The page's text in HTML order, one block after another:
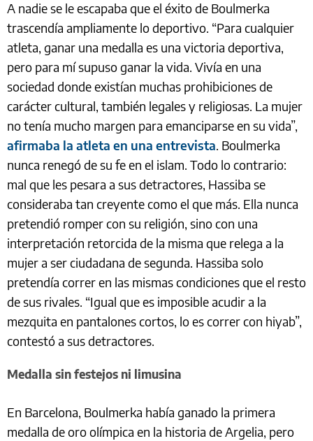
A nadie se le escapaba que el éxito de Boulmerka
trascendía ampliamente lo deportivo. “Para cualquier
atleta, ganar una medalla es una victoria deportiva,
pero para mí supuso ganar la vida. Vivía en una
sociedad donde existían muchas prohibiciones de
carácter cultural, también legales y religiosas. La mujer
no tenía mucho margen para emanciparse en su vida”,
afirmaba la atleta en una entrevista. Boulmerka
nunca renegó de su fe en el islam. Todo lo contrario:
mal que les pesara a sus detractores, Hassiba se
consideraba tan creyente como el que más. Ella nunca
pretendió romper con su religión, sino con una
interpretación retorcida de la misma que relega a la
mujer a ser ciudadana de segunda. Hassiba solo
pretendía correr en las mismas condiciones que el resto
de sus rivales. “Igual que es imposible acudir a la
mezquita en pantalones cortos, lo es correr con hiyab”,
contestó a sus detractores.
Medalla sin festejos ni limusina
En Barcelona, Boulmerka había ganado la primera
medalla de oro olímpica en la historia de Argelia, pero